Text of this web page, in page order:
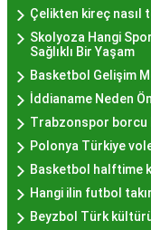
Hayır lokması
mekanlara ve
gösterir.
lokmalarının
kalitesiyle
farklı
değerlendirerek,
bulabilirsiniz.
Hayır
Çelikten kireç nasıl
Skolyoza Hangi
Sağlıklı Bir Yaşam
Basketbol Gelişim
İddianame Neden
Trabzonspor borcu
Polonya Türkiye
Basketbol halftime
Hangi ilin futbol
Beyzbol Türk